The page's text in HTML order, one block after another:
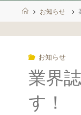
ス
ホ
ー
お知らせ
お知らせ
業界
す！